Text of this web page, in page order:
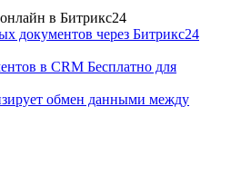
в Битрикс24
документов через Битрикс24
в CRM Бесплатно для
обмен данными между